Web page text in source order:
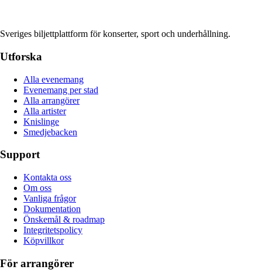
Sveriges biljettplattform för konserter, sport och underhållning.
Utforska
Alla evenemang
Evenemang per stad
Alla arrangörer
Alla artister
Knislinge
Smedjebacken
Support
Kontakta oss
Om oss
Vanliga frågor
Dokumentation
Önskemål & roadmap
Integritetspolicy
Köpvillkor
För arrangörer